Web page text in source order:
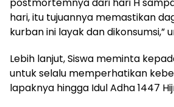
hari, itu tujuannya memastikan
kurban ini layak dan dikonsumsi,”
Lebih lanjut, Siswa meminta
untuk selalu memperhatikan
lapaknya hingga Idul Adha 1447